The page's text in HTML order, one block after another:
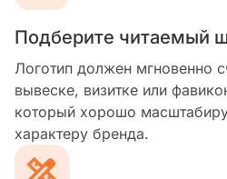
Подберите читаемый
Логотип должен мгновенно
вывеске, визитке или
который хорошо
характеру бренда.